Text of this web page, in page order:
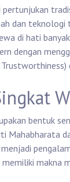
pertunjukan
dan teknologi
di hati
dengan
bentuk
Mahabharata
makna